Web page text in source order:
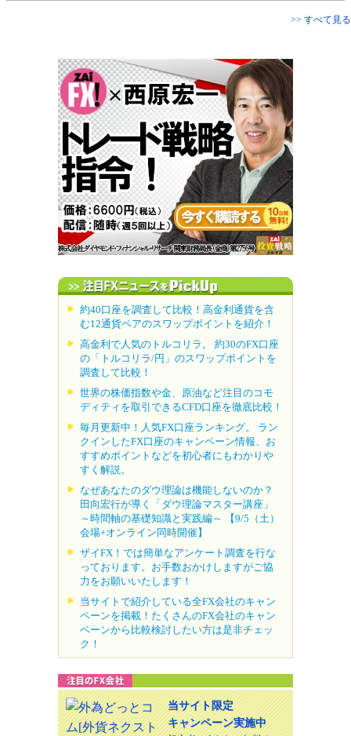
>> すべて見る
約40口座を調査して比較！高金利通貨を含
む12通貨ペアのスワップポイントを紹介！
高金利で人気のトルコリラ。 約30のFX口座
の「トルコリラ/円」のスワップポイントを
調査して比較！
世界の株価指数や金、原油など注目のコモ
ディティを取引できるCFD口座を徹底比較！
毎月更新中！人気FX口座ランキング。 ラン
クインしたFX口座のキャンペーン情報、お
すすめポイントなどを初心者にもわかりや
すく解説。
なぜあなたのダウ理論は機能しないのか？
田向宏行が導く「ダウ理論マスター講座」
～時間軸の基礎知識と実践編～ 【9/5（土）
会場+オンライン同時開催】
ザイFX！では簡単なアンケート調査を行な
っております。お手数おかけしますがご協
力をお願いいたします！
当サイトで紹介している全FX会社のキャン
ペーンを掲載！たくさんのFX会社のキャン
ペーンから比較検討したい方は是非チェッ
ク！
当サイト限定
キャンペーン実施中